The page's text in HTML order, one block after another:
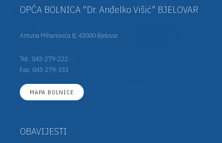
OPĆA BOLNICA "Dr. Anđelko Višić" BJELOVAR
Antuna Mihanovića 8, 43000 Bjelovar
Tel: 043-279-222
Fax: 043-279-333
MAPA BOLNICE
OBAVIJESTI